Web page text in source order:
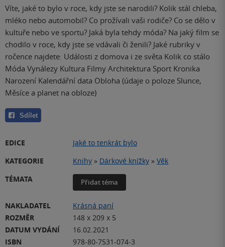
Víte, jaké to bylo v roce, kdy jste se narodili? Kolik stál chleba,
mléko nebo automobil? Co prožívali vaši rodiče? Co se dělo v
kultuře nebo ve sportu? Jaká byla tehdy móda? Na jaký film se
chodilo v roce, kdy jste se vdávali či ženili? Jaké rubriky v
ročence najdete: Události z domova i ze světa Kolik co stálo
Móda Vynálezy Kultura Filmy Architektura Sport Kronika
Narození Kalendářní data Obloha (údaje o poloze Slunce,
Měsíce a planet na obloze)
Sdílet
EDICE
Jaké to tenkrát bylo
KATEGORIE
Knihy » Dárkové knížky » Věk
TÉMATA
Přidat téma
NAKLADATEL
Krásná paní
ROZMĚR
148 x 209 x 5
DATUM VYDÁNÍ
16.02.2021
ISBN
978-80-7531-074-3